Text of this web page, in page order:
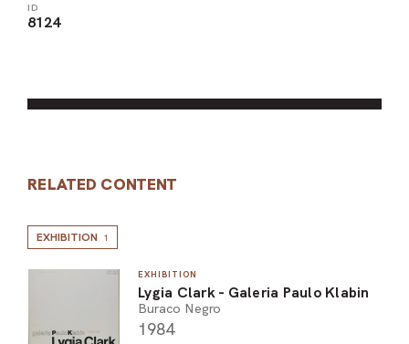
ID
8124
RELATED CONTENT
EXHIBITION 1
EXHIBITION
Lygia Clark - Galeria Paulo Klabin
Buraco Negro
1984